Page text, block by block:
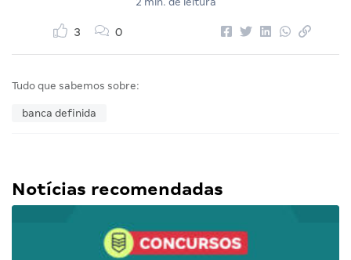
3 0
Tudo que sabemos sobre:
banca definida
Notícias recomendadas